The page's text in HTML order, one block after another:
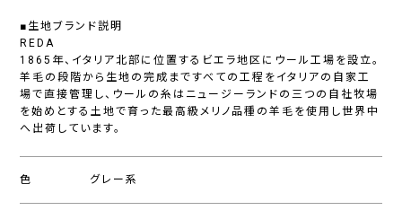
■生地ブランド説明
REDA
1865年、イタリア北部に位置するビエラ地区にウール工場を設立。
羊毛の段階から生地の完成まですべての工程をイタリアの自家工
場で直接管理し、ウールの糸はニュージーランドの三つの自社牧場
を始めとする土地で育った最高級メリノ品種の羊毛を使用し世界中
へ出荷しています。
色 グレー系